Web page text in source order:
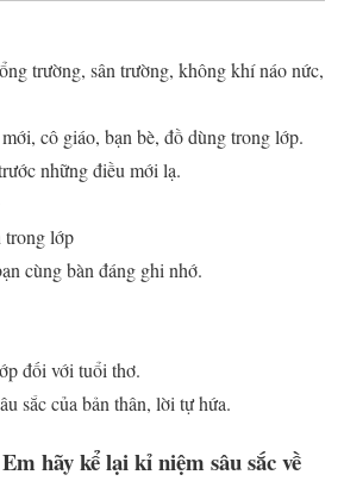
trường, sân trường, không khí náo nức,
cô giáo, bạn bè, đồ dùng trong lớp.
những điều mới lạ.
trong lớp
cùng bàn đáng ghi nhớ.
đối với tuổi thơ.
sắc của bản thân, lời tự hứa.
hãy kể lại kỉ niệm sâu sắc về